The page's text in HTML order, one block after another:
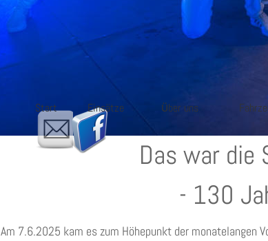
Start Einsätze Über uns
Am 7.6.2025 kam es zum Höhepunkt der monatelangen
Das war die
- 130